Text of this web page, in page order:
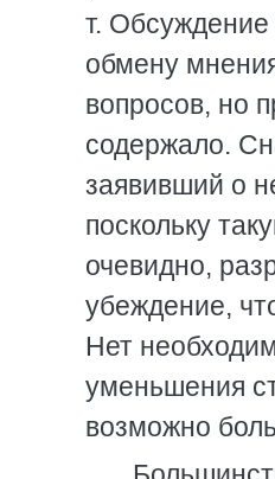
т.
обмену
вопросов, но
содержало.
заявивший о
поскольку
очевидно,
убеждение,
Нет
уменьшения
возможно